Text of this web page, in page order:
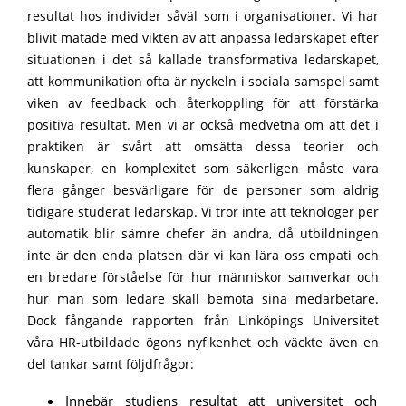
resultat hos individer såväl som i organisationer. Vi har
blivit matade med vikten av att anpassa ledarskapet efter
situationen i det så kallade transformativa ledarskapet,
att kommunikation ofta är nyckeln i sociala samspel samt
viken av feedback och återkoppling för att förstärka
positiva resultat. Men vi är också medvetna om att det i
praktiken är svårt att omsätta dessa teorier och
kunskaper, en komplexitet som säkerligen måste vara
flera gånger besvärligare för de personer som aldrig
tidigare studerat ledarskap. Vi tror inte att teknologer per
automatik blir sämre chefer än andra, då utbildningen
inte är den enda platsen där vi kan lära oss empati och
en bredare förståelse för hur människor samverkar och
hur man som ledare skall bemöta sina medarbetare.
Dock fångande rapporten från Linköpings Universitet
våra HR-utbildade ögons nyfikenhet och väckte även en
del tankar samt följdfrågor:
Innebär studiens resultat att universitet och